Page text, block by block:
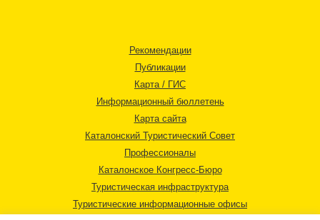
Рекомендации
Публикации
Карта / ГИС
Информационный бюллетень
Карта сайта
Каталонский Туристический Совет
Профессионалы
Каталонское Конгресс-Бюро
Туристическая инфраструктура
Туристические информационные офисы